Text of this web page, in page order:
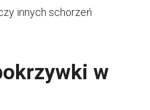
innych schorzeń
w